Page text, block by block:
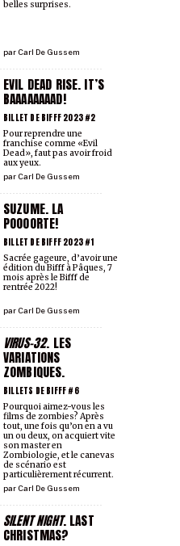
par Carl De Gussem
belles surprises.
EVIL DEAD RISE. IT’S
BAAAAAAAAD!
BILLET DE BIFFF 2023 #2
par Carl De Gussem
Pour reprendre une
franchise comme «Evil
Dead», faut pas avoir froid
aux yeux.
SUZUME. LA
POOOORTE!
BILLET DE BIFFF 2023 #1
par Carl De Gussem
Sacrée gageure, d’avoir une
édition du Bifff à Pâques, 7
mois après le Bifff de
rentrée 2022!
VIRUS-32. LES
VARIATIONS
ZOMBIQUES.
BILLETS DE BIFFF #6
par Carl De Gussem
Pourquoi aimez-vous les
films de zombies? Après
tout, une fois qu’on en a vu
un ou deux, on acquiert vite
son master en
Zombiologie, et le canevas
de scénario est
particulièrement récurrent.
SILENT NIGHT. LAST
CHRISTMAS?